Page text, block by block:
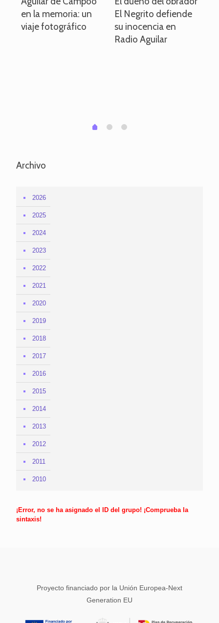
en la memoria: un
viaje fotográfico
El Negrito defiende
su inocencia en
Radio Aguilar
0 1 2
Archivo
2026
2025
2024
2023
2022
2021
2020
2019
2018
2017
2016
2015
2014
2013
2012
2011
2010
¡Error, no se ha asignado el ID del grupo! ¡Comprueba la
sintaxis!
Proyecto financiado por la Unión Europea-Next
Generation EU